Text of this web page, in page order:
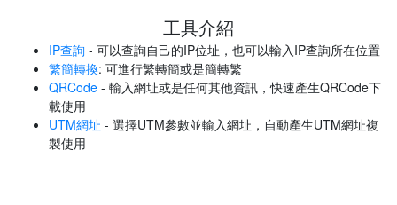
工具介紹
IP查詢 - 可以查詢自己的IP位址，也可以輸入IP查詢所在位置
繁簡轉換: 可進行繁轉簡或是簡轉繁
QRCode - 輸入網址或是任何其他資訊，快速產生QRCode下
載使用
UTM網址 - 選擇UTM參數並輸入網址，自動產生UTM網址複
製使用